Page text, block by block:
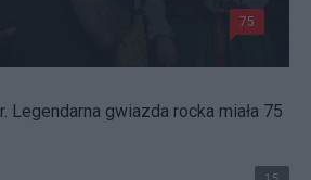
75
Legendarna gwiazda rocka miała 75